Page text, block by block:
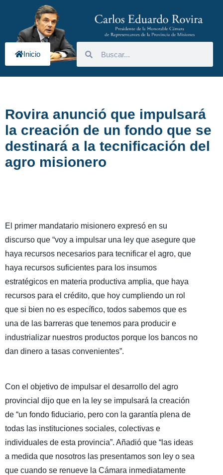
Inicio
Rovira anunció que impulsará
la creación de un fondo que se
destinará a la tecnificación del
agro misionero
El primer mandatario misionero expresó en su
discurso que “voy a impulsar una ley que asegure que
haya recursos necesarios para tecnificar el agro, que
haya recursos suficientes para los insumos
estratégicos en materia productiva amplia, que haya
recursos para el crédito, que hoy cumpliendo un rol
que si bien no es específico, todos sabemos que es
una de las barreras que tenemos para producir e
industrializar nuestros productos porque los bancos no
dan dinero a tasas convenientes”.
Con el objetivo de impulsar el desarrollo del agro
provincial dijo que en la ley se impulsará la creación
de “un fondo fiduciario, pero con la garantía plena de
todas las instituciones sociales, colectivas e
individuales de esta provincia”. Añadió que “las ideas
a medida que nosotros las presentamos son ley o sea
que cuando se renueve la Cámara inmediatamente